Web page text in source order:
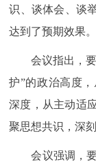
识、谈体会、谈
达到了预期效果。
会议指出，
护”的政治高度
深度，从主动适
聚思想共识，深
会议强调，